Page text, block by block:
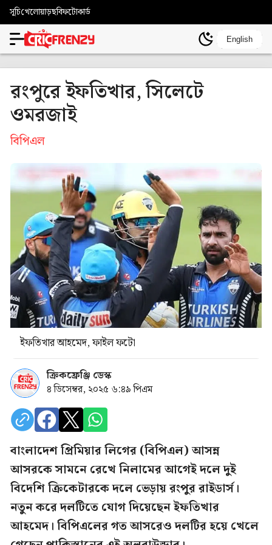
সূচিখেলোয়াড়ছবিফটোকার্ড
English
রংপুরে ইফতিখার, সিলেটে
ওমরজাই
বিপিএল
ইফতিখার আহমেদ, ফাইল ফটো
ক্রিকফ্রেঞ্জি ডেস্ক
৪ ডিসেম্বর, ২০২৫ ৬:৪৯ পিএম
বাংলাদেশ প্রিমিয়ার লিগের (বিপিএল) আসন্ন
আসরকে সামনে রেখে নিলামের আগেই দলে দুই
বিদেশি ক্রিকেটারকে দলে ভেড়ায় রংপুর রাইডার্স।
নতুন করে দলটিতে যোগ দিয়েছেন ইফতিখার
আহমেদ। বিপিএলের গত আসরেও দলটির হয়ে খেলে